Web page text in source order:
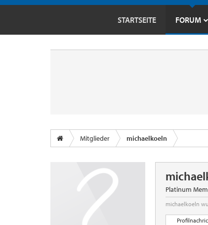
STARTSEITE FORUM
Mitglieder michaelkoeln
Platinum
michaelkoeln